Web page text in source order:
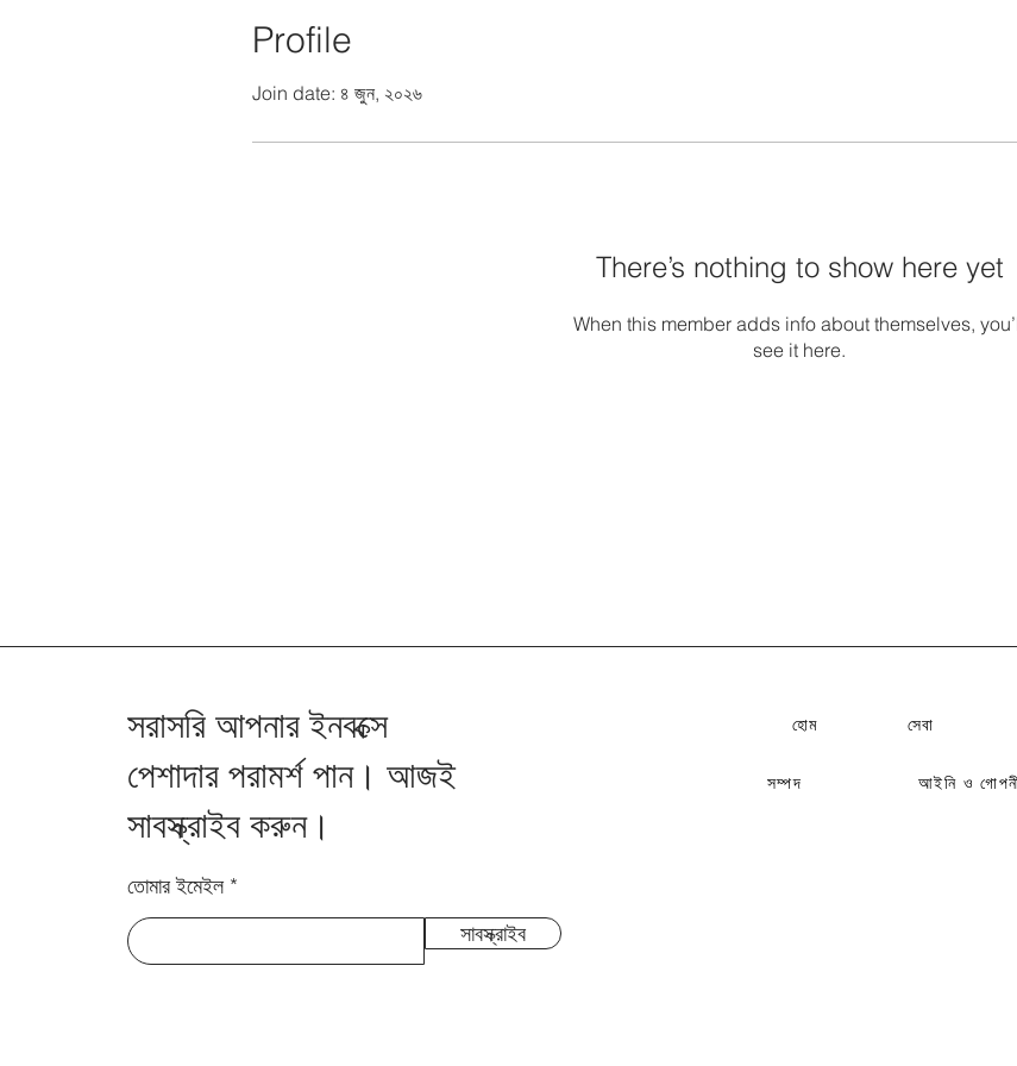
Profile
Join date: ৪ জুন, ২০২৬
There’s nothing to show here yet
When this member adds info about themselves,
see it here.
সরাসরি আপনার ইনবক্সে
পেশাদার পরামর্শ পান। আজই
সাবস্ক্রাইব করুন।
তোমার ইমেইল
সাবস্ক্রাইব
হোম সেবা​
সম্পদ আইনি ও